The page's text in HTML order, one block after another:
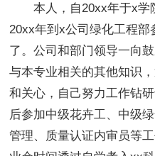
本人，自20xx年于x学
20xx年到x公司绿化工程
了。公司和部门领导一向
与本专业相关的其他知识
和关心，自己努力工作钻
后参加中级花卉工、中级
管理、质量认证内审员等